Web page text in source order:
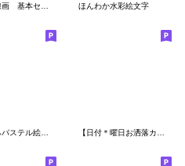
ほんわか水彩絵文字